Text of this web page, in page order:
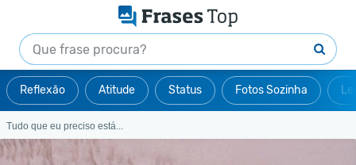
Reflexão Atitude Status Fotos Sozinha
Tudo que eu preciso está...